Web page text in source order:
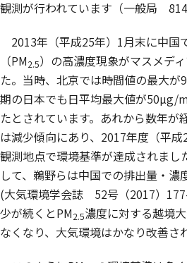
観測が行われています（一般局
2013年（平成25年）1月末に中国
（PM2.5）の高濃度現象がマスメデ
た。当時、北京では時間値の最大
期の日本でも日平均最大値が50µg/m
たとされています。あれから数年が
は減少傾向にあり、2017年度（平
観測地点で環境基準が達成されまし
して、鵜野らは中国での排出量・濃
(大気環境学会誌 52号（2017）
少が続くとPM2.5濃度に対する越境
なくなり、大気環境はかなり改善さ